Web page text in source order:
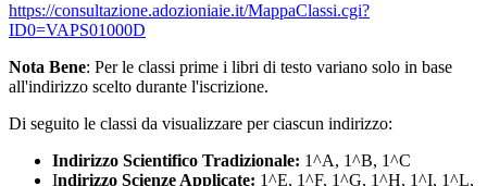
https://consultazione.adozioniaie.it/MappaClassi.cgi?
ID0=VAPS01000D
Nota Bene: Per le classi prime i libri di testo variano solo in base
all'indirizzo scelto durante l'iscrizione.
Di seguito le classi da visualizzare per ciascun indirizzo:
Indirizzo Scientifico Tradizionale: 1^A, 1^B, 1^C
Indirizzo Scienze Applicate: 1^E, 1^F, 1^G, 1^H, 1^I, 1^L,